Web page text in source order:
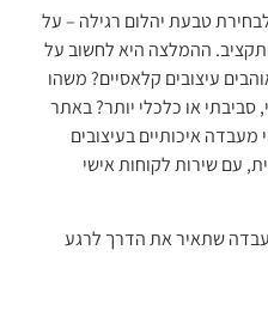
טבעת יהלום רגילה – על
ההמלצה היא לחשוב על
עיצובים קלאסיים? משהו
סביבתי או כלכלי יותר? באתר
מעבדה איכותיים בעיצובים
עם שירות לקוחות אישי
שתאיר את הדרך לרגע